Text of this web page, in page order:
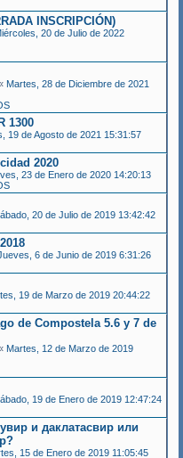
INSCRIPCIÓN)
20 de Julio de 2022
Martes, 28 de Diciembre de 2021
1300
19 de Agosto de 2021 15:31:57
2020
23 de Enero de 2020 14:20:13
20 de Julio de 2019 13:42:42
6 de Junio de 2019 6:31:26
19 de Marzo de 2019 20:44:22
de Compostela 5.6 y 7 de
Martes, 12 de Marzo de 2019
19 de Enero de 2019 12:47:24
и даклатасвир или
15 de Enero de 2019 11:05:45